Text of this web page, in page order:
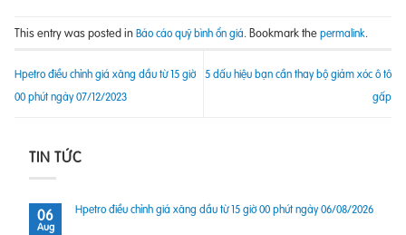
TIN TỨC
06
Aug
Hpetro điều chỉnh giá xăng dầu từ 15 giờ 00 phút ngày 06/08/2026
This entry was posted inBáo cáo quỹ bình ổn giá. Bookmark thepermalink.
Hpetro điều chỉnh giá xăng dầu từ 15 giờ
00 phút ngày 07/12/2023
5 dấu hiệu bạn cần thay bộ giảm xóc ô tô
gấp